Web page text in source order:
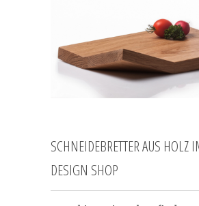
SCHNEIDEBRETTER AUS HOLZ
DESIGN SHOP